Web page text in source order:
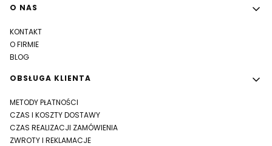
Linki w stopce
O NAS
KONTAKT
O FIRMIE
BLOG
OBSŁUGA KLIENTA
METODY PŁATNOŚCI
CZAS I KOSZTY DOSTAWY
CZAS REALIZACJI ZAMÓWIENIA
ZWROTY I REKLAMACJE